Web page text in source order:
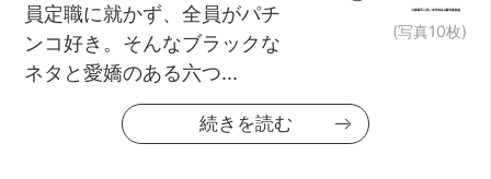
(写真10枚)
員定職に就かず、全員がパチ
ンコ好き。そんなブラックな
ネタと愛嬌のある六つ...
続きを読む